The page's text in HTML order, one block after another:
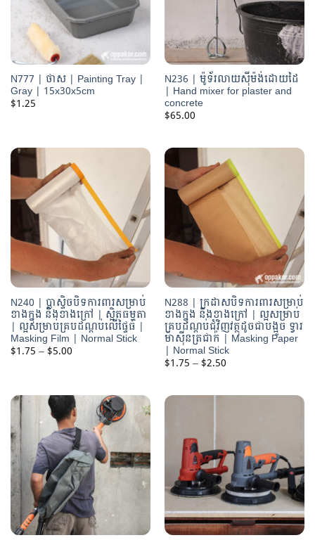
N777 | ថាស | Painting Tray |
Gray | 15x30x5cm
$1.25
N236 | ម៉ូទ័រលាយស៊ីម៉ង់ដោយដៃ
| Hand mixer for plaster and
concrete
$65.00
N240 | ប្លាស្ទិចបិទការពារសម្រាប់
ខាងក្នុង និងខាងក្រៅ | ស្អិតធម្មតា
| ល្អសម្រាប់គ្របដណ្ដប់លើផ្ទៃធំ |
Masking Film | Normal Stick
$1.75 –$5.00Price
range:
N288 | ក្រដាសបិទការពារសម្រាប់
ខាងក្នុង និងខាងក្រៅ | ល្អសម្រាប់
គ្របដណ្ដប់ជុំវិញវត្ថុដូចជាបង្អួច ទ្វារ
ម៉ាស៊ីនត្រជាក់ | Masking Paper
| Normal Stick
$1.75 –$2.50Price
range:
$2.50